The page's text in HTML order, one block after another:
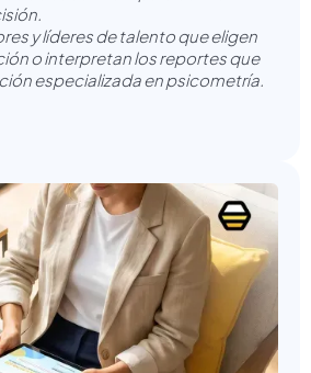
y líderes de talento que eligen
o interpretan los reportes que
especializada en psicometría.